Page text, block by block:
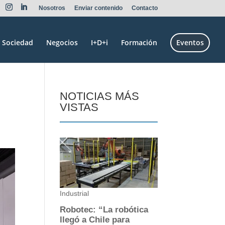
Nosotros Enviar contenido Contacto
Sociedad Negocios I+D+i Formación Eventos
NOTICIAS MÁS
VISTAS